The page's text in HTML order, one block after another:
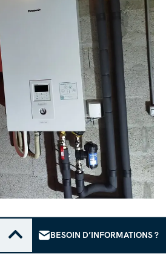
BESOIN D’INFORMATIONS ?